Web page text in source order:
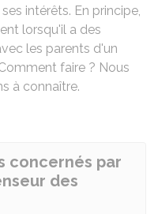
intérêts. En principe,
lorsqu'il a des
les parents d'un
faire ? Nous
à connaître.
concernés par
des